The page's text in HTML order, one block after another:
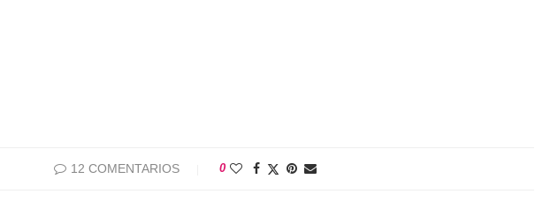
12 COMENTARIOS 0